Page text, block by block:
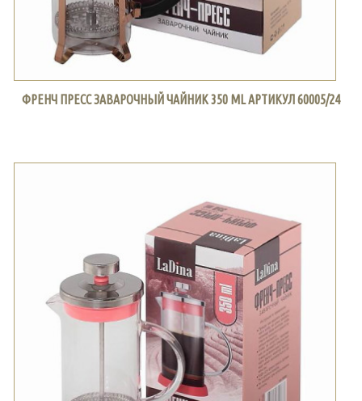
ФРЕНЧ ПРЕСС ЗАВАРОЧНЫЙ ЧАЙНИК 350 ML АРТИКУЛ 60005/24